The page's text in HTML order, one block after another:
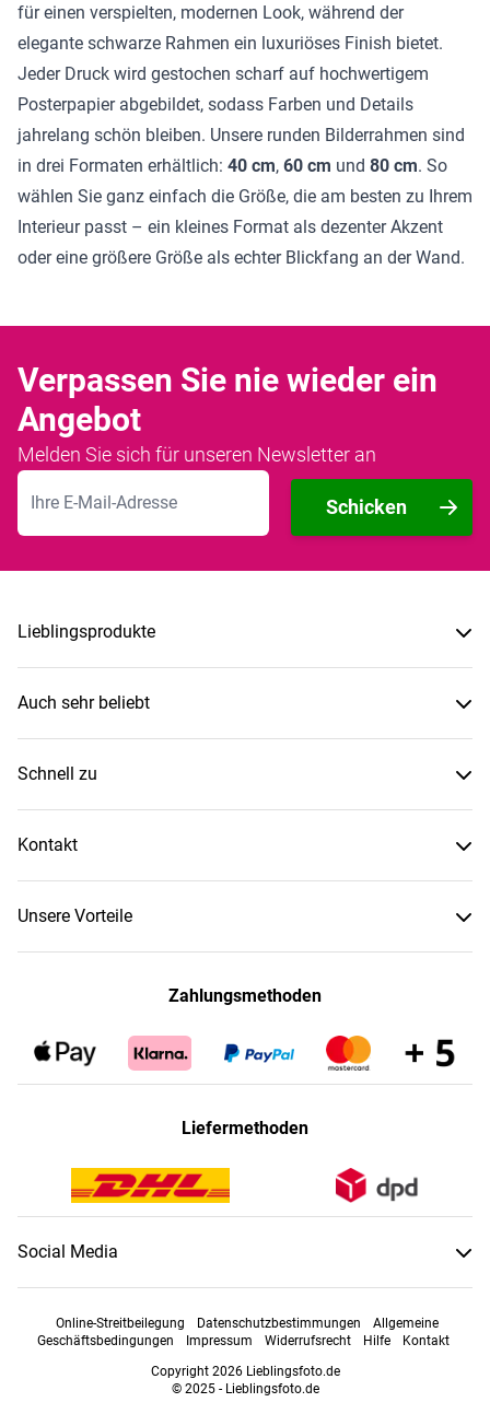
für einen verspielten, modernen Look, während der
elegante schwarze Rahmen ein luxuriöses Finish bietet.
Jeder Druck wird gestochen scharf auf hochwertigem
Posterpapier abgebildet, sodass Farben und Details
jahrelang schön bleiben. Unsere runden Bilderrahmen sind
in drei Formaten erhältlich: 40 cm, 60 cm und 80 cm. So
wählen Sie ganz einfach die Größe, die am besten zu Ihrem
Interieur passt – ein kleines Format als dezenter Akzent
oder eine größere Größe als echter Blickfang an der Wand.
Verpassen Sie nie wieder ein
Angebot
Melden Sie sich für unseren Newsletter an
E-Mailadresse
Schicken
Lieblingsprodukte
Auch sehr beliebt
Schnell zu
Kontakt
Unsere Vorteile
Zahlungsmethoden
Liefermethoden
Social Media
Online-Streitbeilegung Datenschutzbestimmungen
Allgemeine
Geschäftsbedingungen
Impressum Widerrufsrecht Hilfe
Kontakt
Copyright 2026 Lieblingsfoto.de
© 2025 - Lieblingsfoto.de